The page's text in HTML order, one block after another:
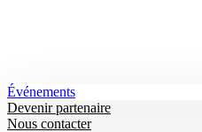
Événements
Devenir partenaire
Nous contacter